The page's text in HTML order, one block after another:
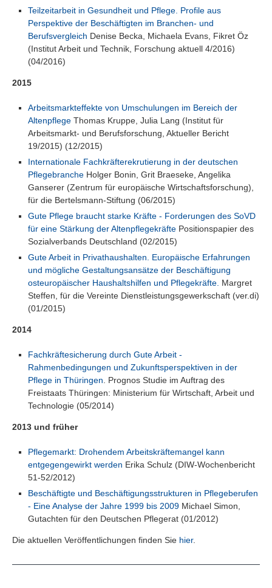
Teilzeitarbeit in Gesundheit und Pflege. Profile aus
Perspektive der Beschäftigten im Branchen- und
Berufsvergleich Denise Becka, Michaela Evans, Fikret Öz
(Institut Arbeit und Technik, Forschung aktuell 4/2016)
(04/2016)
2015
Arbeitsmarkteffekte von Umschulungen im Bereich der
AltenpflegeThomas Kruppe, Julia Lang (Institut für
Arbeitsmarkt- und Berufsforschung, Aktueller Bericht
19/2015) (12/2015)
Internationale Fachkräfterekrutierung in der deutschen
PflegebrancheHolger Bonin, Grit Braeseke, Angelika
Ganserer (Zentrum für europäische Wirtschaftsforschung),
für die Bertelsmann-Stiftung (06/2015)
Gute Pflege braucht starke Kräfte - Forderungen des SoVD
für eine Stärkung der AltenpflegekräftePositionspapier des
Sozialverbands Deutschland (02/2015)
Gute Arbeit in Privathaushalten. Europäische Erfahrungen
und mögliche Gestaltungsansätze der Beschäftigung
osteuropäischer Haushaltshilfen und Pflegekräfte. Margret
Steffen, für die Vereinte Dienstleistungsgewerkschaft (ver.di)
(01/2015)
2014
Fachkräftesicherung durch Gute Arbeit -
Rahmenbedingungen und Zukunftsperspektiven in der
Pflege in Thüringen . Prognos Studie im Auftrag des
Freistaats Thüringen: Ministerium für Wirtschaft, Arbeit und
Technologie (05/2014)
2013 und früher
Pflegemarkt: Drohendem Arbeitskräftemangel kann
entgegengewirkt werden Erika Schulz (DIW-Wochenbericht
51-52/2012)
Beschäftigte und Beschäftigungsstrukturen in Pflegeberufen
- Eine Analyse der Jahre 1999 bis 2009Michael Simon,
Gutachten für den Deutschen Pflegerat (01/2012)
Die aktuellen Veröffentlichungen finden Sie hier.